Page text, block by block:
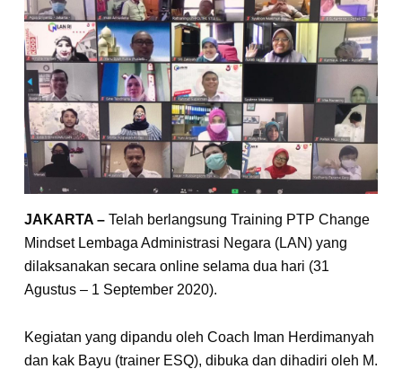
JAKARTA – Telah berlangsung Training PTP Change
Mindset Lembaga Administrasi Negara (LAN) yang
dilaksanakan secara online selama dua hari (31
Agustus – 1 September 2020).
Kegiatan yang dipandu oleh Coach Iman Herdimanyah
dan kak Bayu (trainer ESQ), dibuka dan dihadiri oleh M.